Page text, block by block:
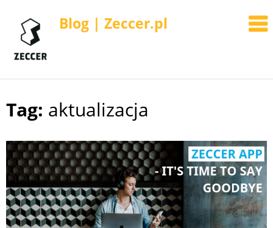
Blog | Zeccer.pl
Skip
Tag: aktualizacja